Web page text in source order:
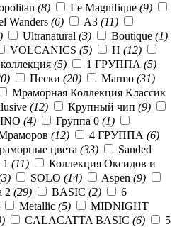
(8) Le Magnifique (9)
Wanders (6) А3 (11)
Ultranatural (3) Boutique (1)
VOLCANICS (5) Н (12)
(5) 1 ГРУППА (5)
Пески (20) Marmo (31)
Мраморная Коллекция Классик
(12) Крупный чип (9)
(4) Группа 0 (1)
(12) 4 ГРУППА (6)
цвета (33)
Sanded
(11)
Коллекция Оксидов и
SOLO (14) Aspen (9)
2 (29) BASIC (2)
6
Metallic (5)
MIDNIGHT
CALACATTA BASIC (6)
5